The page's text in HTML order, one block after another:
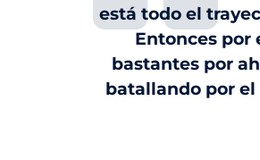
está todo el
Entonces por
bastantes por
batallando por el